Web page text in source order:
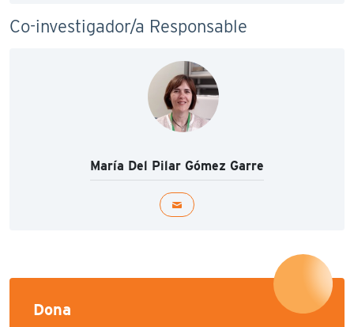
Co-investigador/a Responsable
María Del Pilar Gómez Garre
Dona